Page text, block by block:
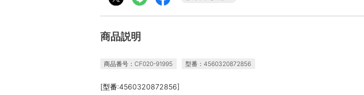
商品説明
商品番号：CF020-91995 型番：4560320872856
[型番:4560320872856]